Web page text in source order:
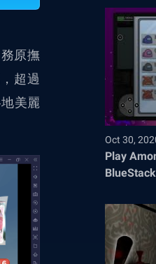
原撫
超過
美麗
Oct 30,
Play